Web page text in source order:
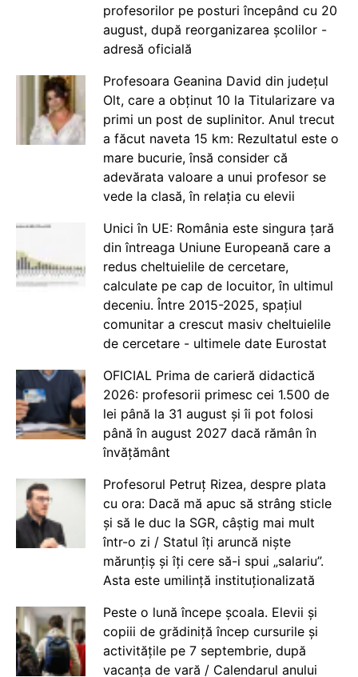
profesorilor pe posturi începând cu 20
august, după reorganizarea școlilor -
adresă oficială
Profesoara Geanina David din județul
Olt, care a obținut 10 la Titularizare va
primi un post de suplinitor. Anul trecut
a făcut naveta 15 km: Rezultatul este o
mare bucurie, însă consider că
adevărata valoare a unui profesor se
vede la clasă, în relația cu elevii
Unici în UE: România este singura țară
din întreaga Uniune Europeană care a
redus cheltuielile de cercetare,
calculate pe cap de locuitor, în ultimul
deceniu. Între 2015-2025, spațiul
comunitar a crescut masiv cheltuielile
de cercetare - ultimele date Eurostat
OFICIAL Prima de carieră didactică
2026: profesorii primesc cei 1.500 de
lei până la 31 august și îi pot folosi
până în august 2027 dacă rămân în
învățământ
Profesorul Petruț Rizea, despre plata
cu ora: Dacă mă apuc să strâng sticle
și să le duc la SGR, câștig mai mult
într-o zi / Statul îți aruncă niște
mărunțiș și îți cere să-i spui „salariu”.
Asta este umilință instituționalizată
Peste o lună începe școala. Elevii și
copiii de grădiniță încep cursurile și
activitățile pe 7 septembrie, după
vacanța de vară / Calendarul anului